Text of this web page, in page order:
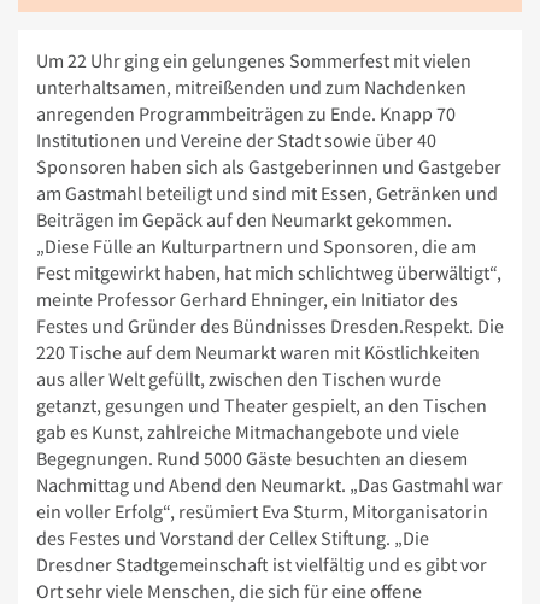
Um 22 Uhr ging ein gelungenes Sommerfest mit vielen
unterhaltsamen, mitreißenden und zum Nachdenken
anregenden Programmbeiträgen zu Ende. Knapp 70
Institutionen und Vereine der Stadt sowie über 40
Sponsoren haben sich als Gastgeberinnen und Gastgeber
am Gastmahl beteiligt und sind mit Essen, Getränken und
Beiträgen im Gepäck auf den Neumarkt gekommen.
„Diese Fülle an Kulturpartnern und Sponsoren, die am
Fest mitgewirkt haben, hat mich schlichtweg überwältigt“,
meinte Professor Gerhard Ehninger, ein Initiator des
Festes und Gründer des Bündnisses Dresden.Respekt. Die
220 Tische auf dem Neumarkt waren mit Köstlichkeiten
aus aller Welt gefüllt, zwischen den Tischen wurde
getanzt, gesungen und Theater gespielt, an den Tischen
gab es Kunst, zahlreiche Mitmachangebote und viele
Begegnungen. Rund 5000 Gäste besuchten an diesem
Nachmittag und Abend den Neumarkt. „Das Gastmahl war
ein voller Erfolg“, resümiert Eva Sturm, Mitorganisatorin
des Festes und Vorstand der Cellex Stiftung. „Die
Dresdner Stadtgemeinschaft ist vielfältig und es gibt vor
Ort sehr viele Menschen, die sich für eine offene